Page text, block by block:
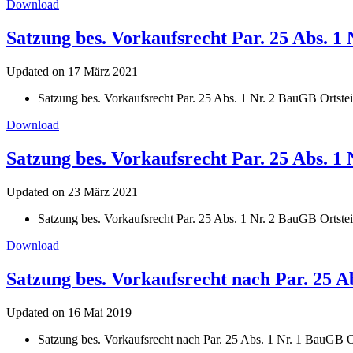
Download
Satzung bes. Vorkaufsrecht Par. 25 Abs.
Updated on 17 März 2021
Satzung bes. Vorkaufsrecht Par. 25 Abs. 1 Nr. 2 BauGB
Download
Satzung bes. Vorkaufsrecht Par. 25 Abs.
Updated on 23 März 2021
Satzung bes. Vorkaufsrecht Par. 25 Abs. 1 Nr. 2 BauGB
Download
Satzung bes. Vorkaufsrecht nach Par. 25
Updated on 16 Mai 2019
Satzung bes. Vorkaufsrecht nach Par. 25 Abs. 1 Nr. 1 BauGB